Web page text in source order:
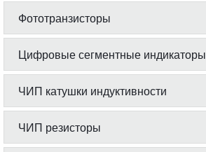
Фототранзисторы
Цифровые сегментные индикаторы
ЧИП катушки индуктивности
ЧИП резисторы